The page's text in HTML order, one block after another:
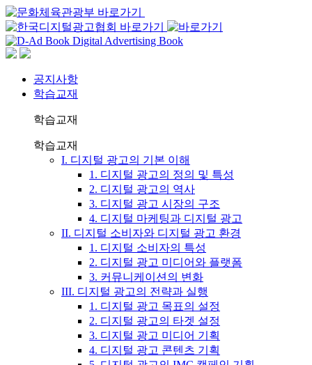
공지사항
학습교재
학습교재
학습교재
I. 디지털 광고의 기본 이해
1. 디지털 광고의 정의 및 특성
2. 디지털 광고의 역사
3. 디지털 광고 시장의 구조
4. 디지털 마케팅과 디지털 광고
II. 디지털 소비자와 디지털 광고 환경
1. 디지털 소비자의 특성
2. 디지털 광고 미디어와 플랫폼
3. 커뮤니케이션의 변화
III. 디지털 광고의 전략과 실행
1. 디지털 광고 목표의 설정
2. 디지털 광고의 타겟 설정
3. 디지털 광고 미디어 기획
4. 디지털 광고 콘텐츠 기획